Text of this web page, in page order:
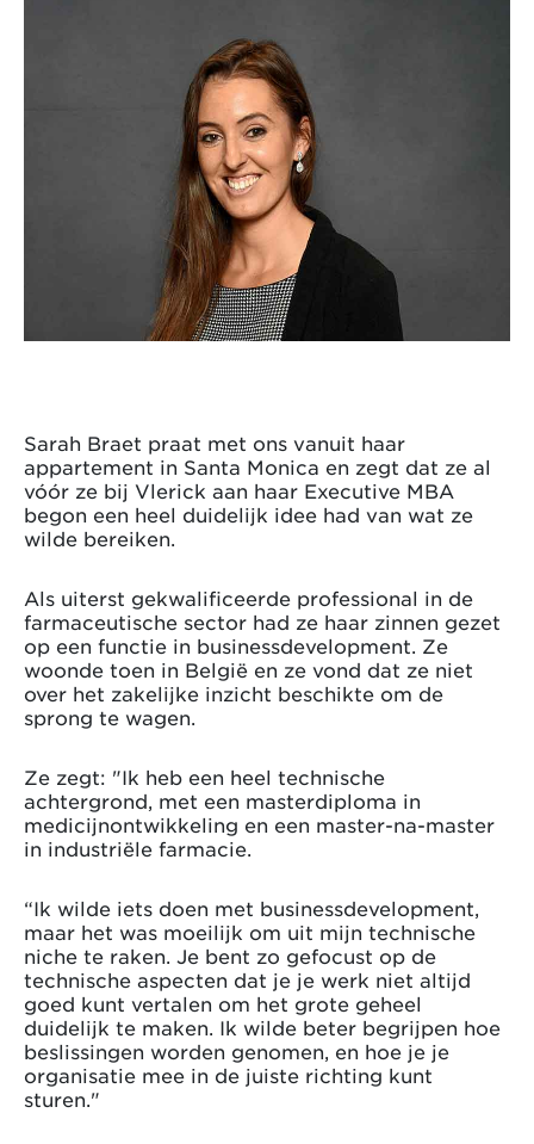
Sarah Braet praat met ons vanuit haar
appartement in Santa Monica en zegt dat ze al
vóór ze bij Vlerick aan haar Executive MBA
begon een heel duidelijk idee had van wat ze
wilde bereiken.
Als uiterst gekwalificeerde professional in de
farmaceutische sector had ze haar zinnen gezet
op een functie in businessdevelopment. Ze
woonde toen in België en ze vond dat ze niet
over het zakelijke inzicht beschikte om de
sprong te wagen.
Ze zegt: "Ik heb een heel technische
achtergrond, met een masterdiploma in
medicijnontwikkeling en een master-na-master
in industriële farmacie.
“Ik wilde iets doen met businessdevelopment,
maar het was moeilijk om uit mijn technische
niche te raken. Je bent zo gefocust op de
technische aspecten dat je je werk niet altijd
goed kunt vertalen om het grote geheel
duidelijk te maken. Ik wilde beter begrijpen hoe
beslissingen worden genomen, en hoe je je
organisatie mee in de juiste richting kunt
sturen."